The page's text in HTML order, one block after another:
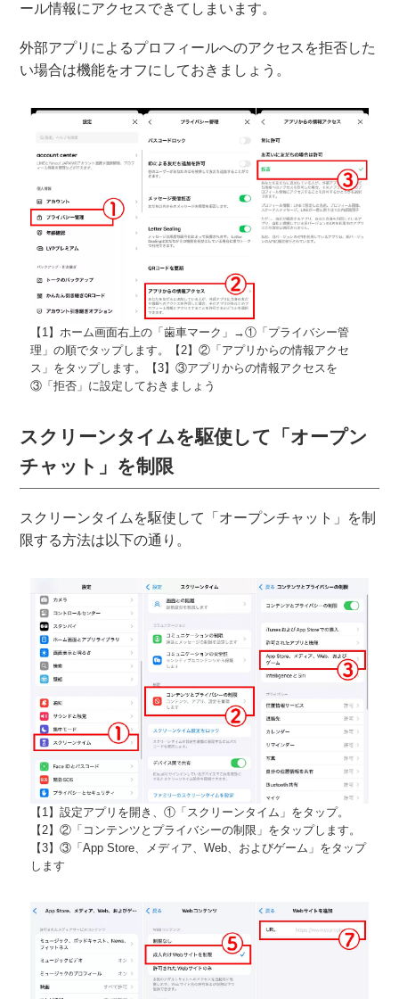
ール情報にアクセスできてしまいます。
外部アプリによるプロフィールへのアクセスを拒否した
い場合は機能をオフにしておきましょう。
【1】ホーム画面右上の「歯車マーク」→①「プライバシー管
理」の順でタップします。【2】②「アプリからの情報アクセ
ス」をタップします。【3】③アプリからの情報アクセスを
③「拒否」に設定しておきましょう
スクリーンタイムを駆使して「オープン
チャット」を制限
スクリーンタイムを駆使して「オープンチャット」を制
限する方法は以下の通り。
【1】設定アプリを開き、①「スクリーンタイム」をタップ。
【2】②「コンテンツとプライバシーの制限」をタップします。
【3】③「App Store、メディア、Web、およびゲーム」をタップ
します